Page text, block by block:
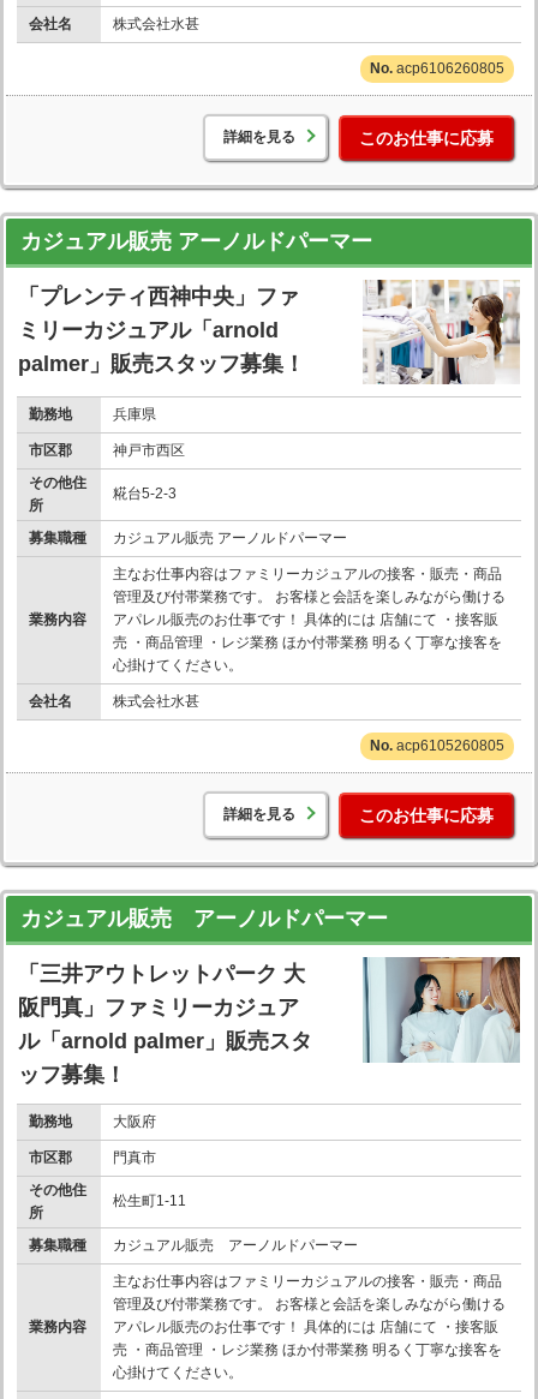
会社名 株式会社水甚
acp6106260805
詳細を見る このお仕事に応募
カジュアル販売 アーノルドパーマー
「プレンティ西神中央」ファ
ミリーカジュアル「arnold
palmer」販売スタッフ募集！
勤務地 兵庫県
市区郡
神戸市西区
その他住
所
糀台5-2-3
募集職種 カジュアル販売 アーノルドパーマー
業務内容
主なお仕事内容はファミリーカジュアルの接客・販売・商品
管理及び付帯業務です。 お客様と会話を楽しみながら働ける
アパレル販売のお仕事です！ 具体的には 店舗にて ・接客販
売 ・商品管理 ・レジ業務 ほか付帯業務 明るく丁寧な接客を
心掛けてください。
会社名 株式会社水甚
acp6105260805
詳細を見る このお仕事に応募
カジュアル販売 アーノルドパーマー
「三井アウトレットパーク 大
阪門真」ファミリーカジュア
ル「arnold palmer」販売スタ
ッフ募集！
勤務地 大阪府
市区郡
門真市
その他住
所
松生町1-11
募集職種 カジュアル販売 アーノルドパーマー
業務内容
主なお仕事内容はファミリーカジュアルの接客・販売・商品
管理及び付帯業務です。 お客様と会話を楽しみながら働ける
アパレル販売のお仕事です！ 具体的には 店舗にて ・接客販
売 ・商品管理 ・レジ業務 ほか付帯業務 明るく丁寧な接客を
心掛けてください。